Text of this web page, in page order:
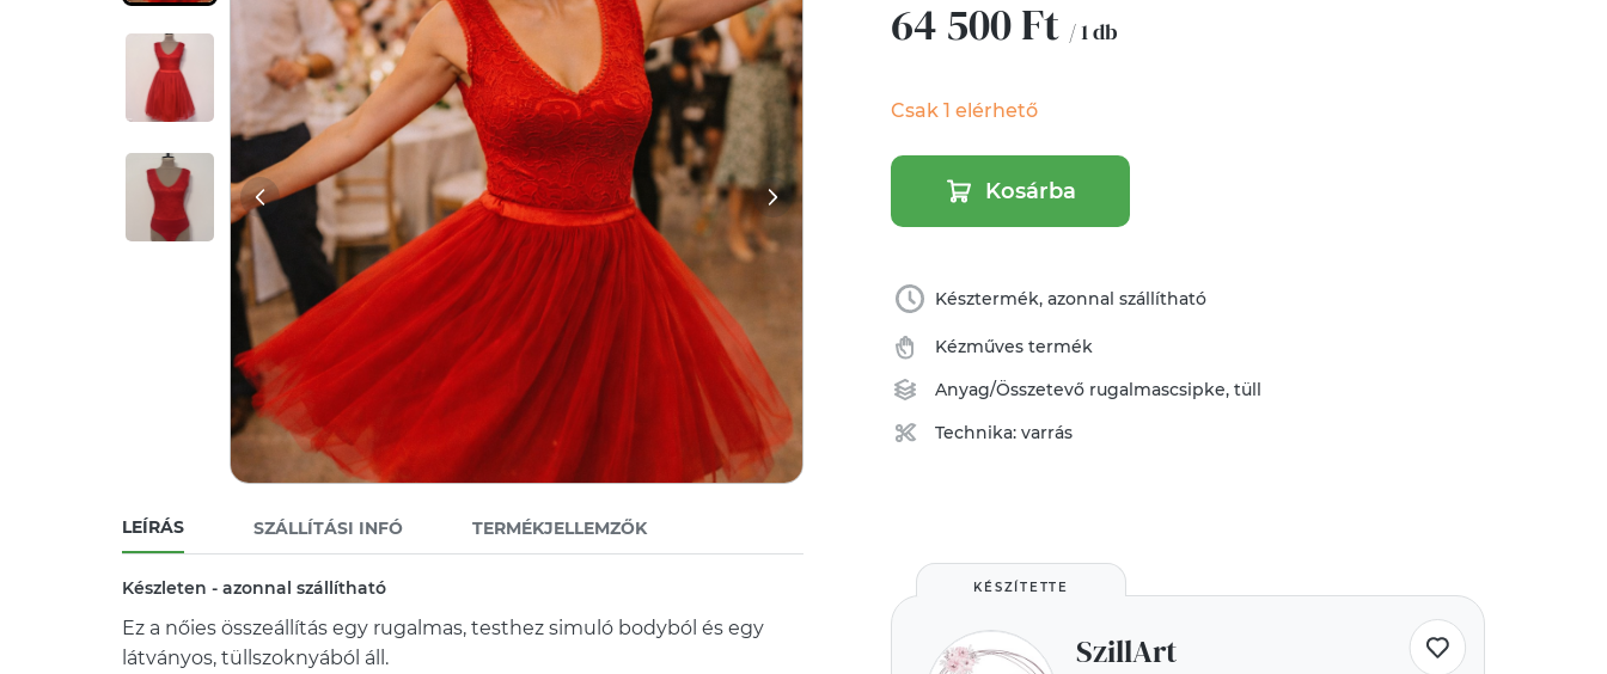
LEÍRÁS SZÁLLÍTÁSI INFÓ TERMÉKJELLEMZŐK
Készleten - azonnal szállítható
Ez a nőies összeállítás egy rugalmas, testhez simuló bodyból és egy
látványos, tüllszoknyából áll.
64 500 Ft / 1 db
Csak 1 elérhető
Kosárba
Késztermék, azonnal szállítható
Kézműves termék
Anyag/Összetevő rugalmascsipke,tüll
Technika:varrás
KÉSZÍTETTE
SzillArt